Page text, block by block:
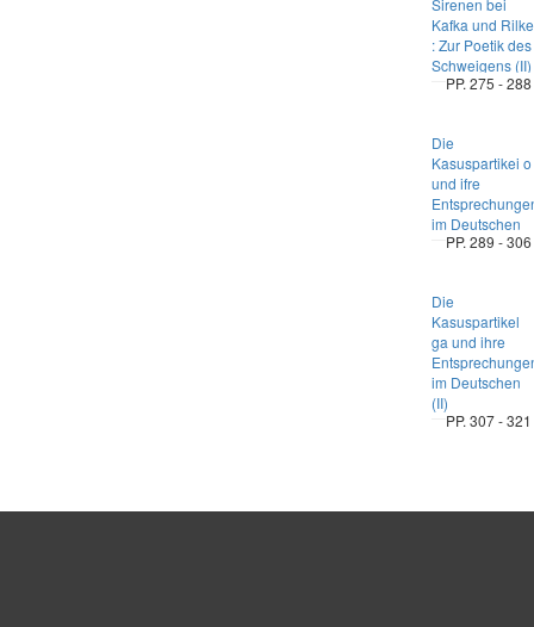
Sirenen bei
Kafka und Rilke
: Zur Poetik des
Schweigens (II)
PP. 275 - 288
Die
Kasuspartikei o
und ifre
im Deutschen
PP. 289 - 306
Die
Kasuspartikel
ga und ihre
im Deutschen
(II)
PP. 307 - 321